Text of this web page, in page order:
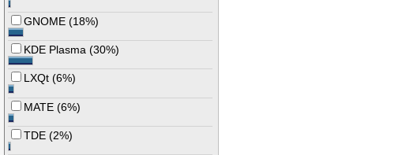
GNOME (18%)
KDE Plasma (30%)
LXQt (6%)
MATE (6%)
TDE (2%)